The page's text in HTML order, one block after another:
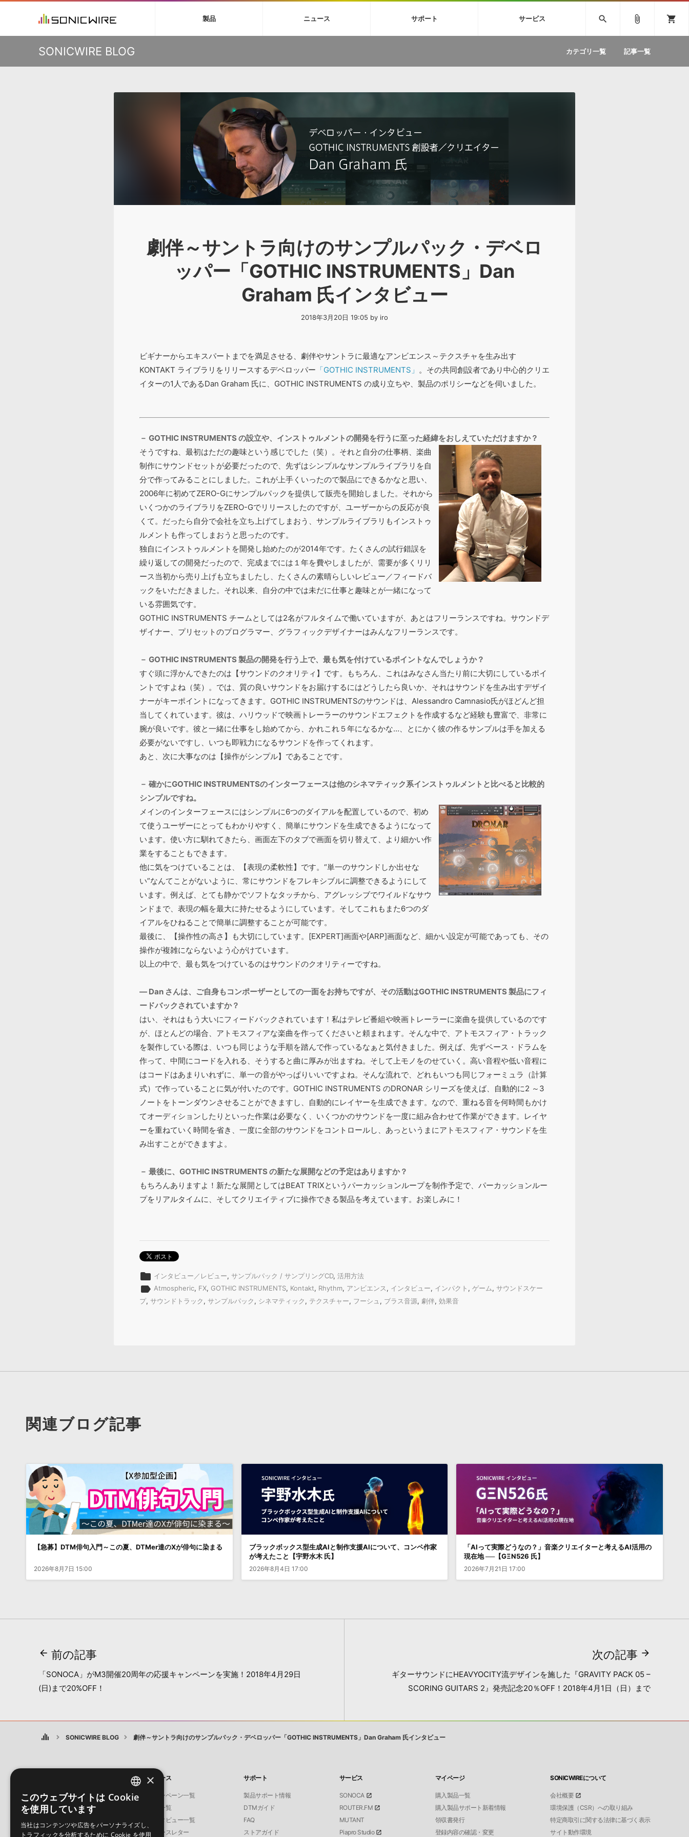
製品
製品一覧
製品一覧
メーカー
ランキング
製品一覧
メーカー
ランキング
製品一覧
メーカー
効果音 »
製品一覧
カテゴリ
メーカー
BGM »
メーカー
ニュース
特集一覧
バーチャル・シンガー・ラインナップ
サウンド・ライセンシング・サービス
オーディオ・プロセッシング・サービス
サンプルパックを試そう！
バックナンバー一覧
サポート
VOCALOID4 ENGINE製品サポート
DTM初心者ガイド
TIPS記事一覧
テクニカルサポート窓口
サービス
償ソフトウェア
ボーカルパートの制作が自由自在な、次世代
型ボーカル・エディタ
SLS
製品の仕様や要件に応じたBGM/効果音の新
規制作・ライセンス提供
search
鏡音リン・レン V4X KAITO V3
VOCALOID
ソフト音源 プラグイン・エフェクト サンプルパック ソフトウェア／ツール DAW 効果音 BGM
attach_file shopping_cart
SONICWIRE BLOG カテゴリ一覧 記事一覧
劇伴～サントラ向けのサンプルパック・デベロ
ッパー「GOTHIC INSTRUMENTS」Dan
Graham 氏インタビュー
2018年3月20日 19:05 by iro
ビギナーからエキスパートまでを満足させる、劇伴やサントラに最適なアンビエンス～テクスチャを生み出す
KONTAKT ライブラリをリリースするデベロッパー 「GOTHIC INSTRUMENTS」 。その共同創設者であり中心的クリエ
イターの1人であるDan Graham 氏に、GOTHIC INSTRUMENTS の成り立ちや、製品のポリシーなどを伺いました。
－ GOTHIC INSTRUMENTS の設立や、インストゥルメントの開発を行うに至った経緯をおしえていただけますか？
そうですね、最初はただの趣味という感じでした（笑）。それと自分の仕事柄、楽曲
制作にサウンドセットが必要だったので、先ずはシンプルなサンプルライブラリを自
分で作ってみることにしました。これが上手くいったので製品にできるかなと思い、
2006年に初めてZERO-Gにサンプルパックを提供して販売を開始しました。それから
いくつかのライブラリをZERO-Gでリリースしたのですが、ユーザーからの反応が良
くて。だったら自分で会社を立ち上げてしまおう、サンプルライブラリもインストゥ
ルメントも作ってしまおうと思ったのです。
独自にインストゥルメントを開発し始めたのが2014年です。たくさんの試行錯誤を
繰り返しての開発だったので、完成までには１年を費やしましたが、需要が多くリリ
ース当初から売り上げも立ちましたし、たくさんの素晴らしいレビュー／フィードバ
ックをいただきました。それ以来、自分の中では未だに仕事と趣味とが一緒になって
いる雰囲気です。
GOTHIC INSTRUMENTS チームとしては2名がフルタイムで働いていますが、あとはフリーランスですね。サウンドデ
ザイナー、プリセットのプログラマー、グラフィックデザイナーはみんなフリーランスです。
－ GOTHIC INSTRUMENTS 製品の開発を行う上で、最も気を付けているポイントなんでしょうか？
すぐ頭に浮かんできたのは【サウンドのクオリティ】です。もちろん、これはみなさん当たり前に大切にしているポイ
ントですよね（笑）。では、質の良いサウンドをお届けするにはどうしたら良いか、それはサウンドを生み出すデザイ
ナーがキーポイントになってきます。GOTHIC INSTRUMENTSのサウンドは、Alessandro Camnasio氏がほどんど担
当してくれています。彼は、ハリウッドで映画トレーラーのサウンドエフェクトを作成するなど経験も豊富で、非常に
腕が良いです。彼と一緒に仕事をし始めてから、かれこれ５年になるかな…、とにかく彼の作るサンプルは手を加える
必要がないですし、いつも即戦力になるサウンドを作ってくれます。
あと、次に大事なのは【操作がシンプル】であることです。
－ 確かにGOTHIC INSTRUMENTSのインターフェースは他のシネマティック系インストゥルメントと比べると比較的
シンプルですね。
メインのインターフェースにはシンプルに6つのダイアルを配置しているので、初め
て使うユーザーにとってもわかりやすく、簡単にサウンドを生成できるようになって
います。使い方に馴れてきたら、画面左下のタブで画面を切り替えて、より細かい作
業をすることもできます。
他に気をつけていることは、【表現の柔軟性】です。“単一のサウンドしか出せな
い”なんてことがないように、常にサウンドをフレキシブルに調整できるようにして
います。例えば、とても静かでソフトなタッチから、アグレッシブでワイルドなサウ
ンドまで、表現の幅を最大に持たせるようにしています。そしてこれもまた6つのダ
イアルをひねることで簡単に調整することが可能です。
最後に、【操作性の高さ】も大切にしています。[EXPERT]画面や[ARP]画面など、細かい設定が可能であっても、その
操作が複雑にならないよう心がけています。
以上の中で、最も気をつけているのはサウンドのクオリティーですね。
― Dan さんは、ご自身もコンポーザーとしての一面をお持ちですが、その活動はGOTHIC INSTRUMENTS 製品にフィ
ードバックされていますか？
はい、それはもう大いにフィードバックされています！私はテレビ番組や映画トレーラーに楽曲を提供しているのです
が、ほとんどの場合、アトモスフィアな楽曲を作ってくださいと頼まれます。そんな中で、アトモスフィア・トラック
を製作している際は、いつも同じような手順を踏んで作っているなぁと気付きました。例えば、先ずベース・ドラムを
作って、中間にコードを入れる、そうすると曲に厚みが出ますね。そして上モノをのせていく。高い音程や低い音程に
はコードはあまりいれずに、単一の音がやっぱりいいですよね。そんな流れで、どれもいつも同じフォーミュラ（計算
式）で作っていることに気が付いたのです。GOTHIC INSTRUMENTS のDRONAR シリーズを使えば、自動的に2 ～3
ノートをトーンダウンさせることができますし、自動的にレイヤーを生成できます。なので、重ねる音を何時間もかけ
てオーディションしたりといった作業は必要なく、いくつかのサウンドを一度に組み合わせて作業ができます。レイヤ
ーを重ねていく時間を省き、一度に全部のサウンドをコントロールし、あっというまにアトモスフィア・サウンドを生
み出すことができますよ。
－ 最後に、GOTHIC INSTRUMENTS の新たな展開などの予定はありますか？
もちろんありますよ！新たな展開としてはBEAT TRIXというパーカッションループを制作予定で、パーカッションルー
プをリアルタイムに、そしてクリエイティブに操作できる製品を考えています。お楽しみに！
folder インタビュー／レビュー, サンプルパック / サンプリングCD, 活用方法
label Atmospheric, FX, GOTHIC INSTRUMENTS, Kontakt, Rhythm, アンビエンス, インタビュー, インパクト , ゲーム, サウンドスケー
プ, サウンドトラック, サンプルパック, シネマティック, テクスチャー, フーシュ , ブラス音源, 劇伴, 効果音
関連ブログ記事
【急募】DTM俳句入門～この夏、DTMer達のXが俳句に染まる
2026年8月7日 15:00
ブラックボックス型生成AIと制作支援AIについて、コンペ作家
が考えたこと【宇野水木 氏】
2026年8月4日 17:00
「AIって実際どうなの？」音楽クリエイターと考えるAI活用の
現在地 ──【GΞN526 氏】
2026年7月21日 17:00
前の記事
「SONOCA」がM3開催20周年の応援キャンペーンを実施！2018年4月29日
(日)まで20%OFF！
次の記事
ギターサウンドにHEAVYOCITY流デザインを施した『GRAVITY PACK 05 –
SCORING GUITARS 2』発売記念20％OFF！2018年4月1日（日）まで
SONICWIRE BLOG 劇伴～サントラ向けのサンプルパック・デベロッパー「GOTHIC INSTRUMENTS」Dan Graham 氏インタビュー
ソフト音源
プラグイン・エフェクト
ソフトウェア／ツール
ニュース
キャンペーン一覧
特集一覧
インタビュー一覧
ニュースレター
サポート
製品サポート情報
DTMガイド
FAQ
ストアガイド
サービス
SONOCA
ROUTER.FM
MUTANT
Piapro Studio
マイページ
購入製品一覧
購入製品サポート新着情報
領収書発行
登録内容の確認・変更
SONICWIREについて
会社概要
環境保護（CSR）への取り組み
特定商取引に関する法律に基づく表示
サイト動作環境
ENGLISH
×
このウェブサイトは Cookie
を使用しています
当社はコンテンツや広告をパーソナライズし、
トラフィックを分析するために Cookie を使用